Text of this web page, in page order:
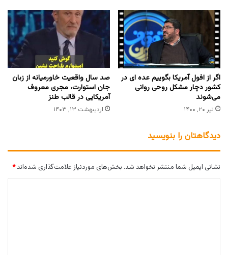
اگر از افول آمریکا بگوییم عده ای در
کشور دچار مشکل روحی روانی
می‌شوند
تیر ۲۰, ۱۴۰۰
صد سال واقعیت خاورمیانه از زبان
جان استوارت، مجری معروف
آمریکایی در قالب طنز
اردیبهشت ۱۳, ۱۴۰۳
دیدگاهتان را بنویسید
نشانی ایمیل شما منتشر نخواهد شد. بخش‌های موردنیاز علامت‌گذاری شده‌اند*